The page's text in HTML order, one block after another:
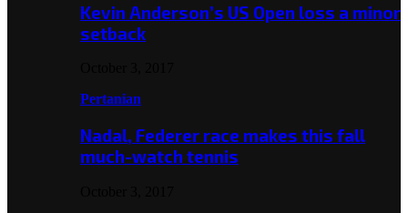
Kevin Anderson’s US Open loss a minor
setback
Pertanian
Nadal, Federer race makes this fall
much-watch tennis